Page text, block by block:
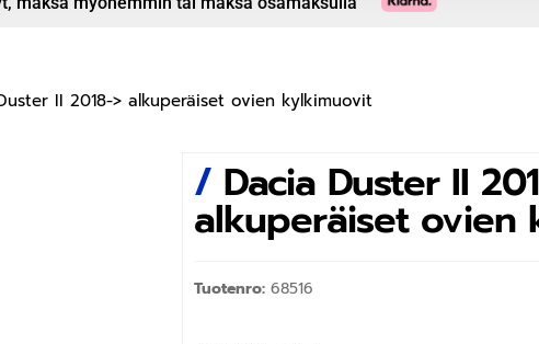
II 2018-> alkuperäiset ovien kylkimuovit
/ Dacia Duster II
alkuperäiset ovien
Tuotenro: 68516